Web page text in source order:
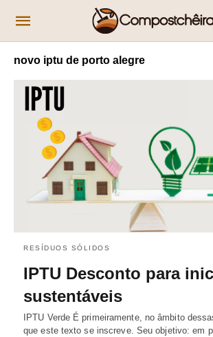
novo iptu de porto alegre
RESÍDUOS SÓLIDOS
IPTU Desconto para
sustentáveis
IPTU Verde É primeiramente, no âmbito
que este texto se inscreve. Seu objetivo: em